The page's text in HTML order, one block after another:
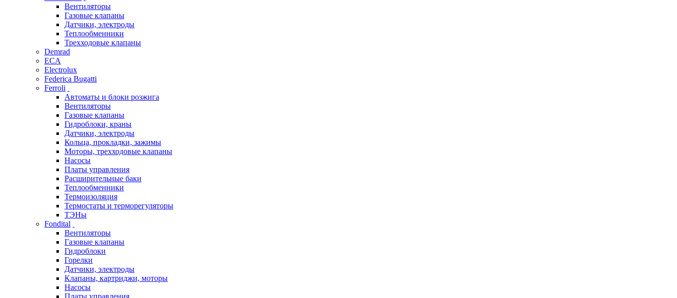
Вентиляторы
Газовые клапаны
Датчики, электроды
Теплообменники
Трехходовые клапаны
Demrad
ECA
Electrolux
Federica Bugatti
Ferroli
Автоматы и блоки розжига
Вентиляторы
Газовые клапаны
Гидроблоки, краны
Датчики, электроды
Кольца, прокладки, зажимы
Моторы, трехходовые клапаны
Насосы
Платы управления
Расширительные баки
Теплообменники
Термоизоляция
Термостаты и терморегуляторы
ТЭНы
Fondital
Вентиляторы
Газовые клапаны
Гидроблоки
Горелки
Датчики, электроды
Клапаны, картриджи, моторы
Насосы